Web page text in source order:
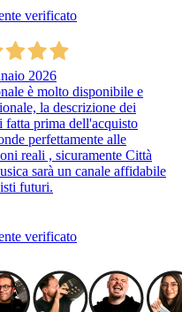
verificato
2026
è molto disponibile e
la descrizione dei
fatta prima dell'acquisto
perfettamente alle
reali , sicuramente Città
sarà un canale affidabile
futuri.
verificato